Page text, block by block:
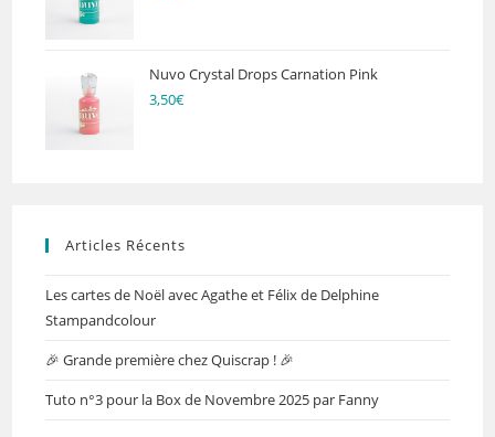
Nuvo Crystal Drops Carnation Pink
3,50€
Articles Récents
Les cartes de Noël avec Agathe et Félix de Delphine
Stampandcolour
🎉 Grande première chez Quiscrap ! 🎉
Tuto n°3 pour la Box de Novembre 2025 par Fanny